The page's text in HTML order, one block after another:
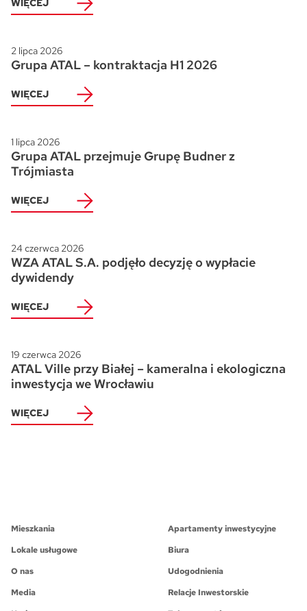
WIĘCEJ
2 lipca 2026
Grupa ATAL – kontraktacja H1 2026
WIĘCEJ
1 lipca 2026
Grupa ATAL przejmuje Grupę Budner z
Trójmiasta
WIĘCEJ
24 czerwca 2026
WZA ATAL S.A. podjęło decyzję o wypłacie
dywidendy
WIĘCEJ
19 czerwca 2026
ATAL Ville przy Białej – kameralna i ekologiczna
inwestycja we Wrocławiu
WIĘCEJ
Mieszkania
Apartamenty inwestycyjne
Lokale usługowe
Biura
O nas
Udogodnienia
Media
Relacje Inwestorskie